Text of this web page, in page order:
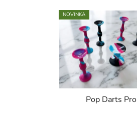
NOVINKA
Pop Darts Pro